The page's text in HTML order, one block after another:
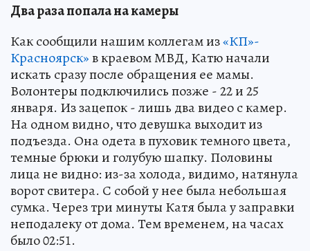
Два раза попала на камеры
Как сообщили нашим коллегам из«КП»-
Красноярск»в краевом МВД, Катю начали
искать сразу после обращения ее мамы.
Волонтеры подключились позже - 22 и 25
января. Из зацепок - лишь два видео с камер.
На одном видно, что девушка выходит из
подъезда. Она одета в пуховик темного цвета,
темные брюки и голубую шапку. Половины
лица не видно: из-за холода, видимо, натянула
ворот свитера. С собой у нее была небольшая
сумка. Через три минуты Катя была у заправки
неподалеку от дома. Тем временем, на часах
было 02:51.